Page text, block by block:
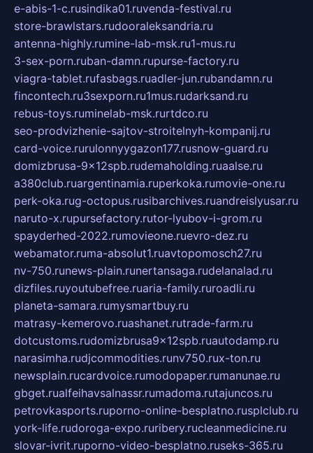
e-abis-1-c.rusindika01.ruvenda-festival.ru
store-brawlstars.rudooraleksandria.ru
antenna-highly.rumine-lab-msk.ru1-mus.ru
3-sex-porn.ruban-damn.rupurse-factory.ru
viagra-tablet.rufasbags.ruadler-jun.rubandamn.ru
fincontech.ru3sexporn.ru1mus.rudarksand.ru
rebus-toys.ruminelab-msk.rurtdco.ru
seo-prodvizhenie-sajtov-stroitelnyh-kompanij.ru
card-voice.rurulonnyygazon177.rusnow-guard.ru
domizbrusa-9x12spb.rudemaholding.ruaalse.ru
a380club.ruargentinamia.ruperkoka.rumovie-one.ru
perk-oka.rug-octopus.rusibarchives.ruandreislyusar.ru
naruto-x.rupursefactory.rutor-lyubov-i-grom.ru
spayderhed-2022.rumovieone.ruevro-dez.ru
webamator.ruma-absolut1.ruavtopomosch27.ru
nv-750.runews-plain.runertansaga.rudelanalad.ru
dizfiles.ruyoutubefree.ruaria-family.ruroadli.ru
planeta-samara.rumysmartbuy.ru
matrasy-kemerovo.ruashanet.rutrade-farm.ru
dotcustoms.rudomizbrusa9x12spb.ruautodamp.ru
narasimha.rudjcommodities.runv750.rux-ton.ru
newsplain.rucardvoice.rumodopaper.rumanunae.ru
gbget.rualfeihavsalnassr.rumadoma.rutajuncos.ru
petrovkasports.ruporno-online-besplatno.rusplclub.ru
york-life.rudoroga-expo.ruribery.rucleanmedicine.ru
slovar-ivrit.ruporno-video-besplatno.ruseks-365.ru